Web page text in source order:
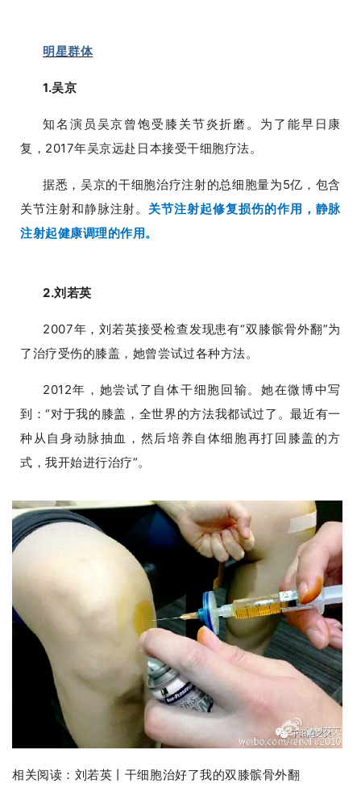
明星群体
1.吴京
知名演员吴京曾饱受膝关节炎折磨。为了能早日康
复，2017年吴京远赴日本接受干细胞疗法。
据悉，吴京的干细胞治疗注射的总细胞量为5亿，包含
关节注射和静脉注射。 关节注射起修复损伤的作用，静脉
注射起健康调理的作用。
2.刘若英
2007年，刘若英接受检查发现患有“双膝髌骨外翻”为
了治疗受伤的膝盖，她曾尝试过各种方法。
2012年，她尝试了自体干细胞回输。她在微博中写
到：“对于我的膝盖，全世界的方法我都试过了。最近有一
种从自身动脉抽血，然后培养自体细胞再打回膝盖的方
式，我开始进行治疗”。
相关阅读： 刘若英丨干细胞治好了我的双膝髌骨外翻